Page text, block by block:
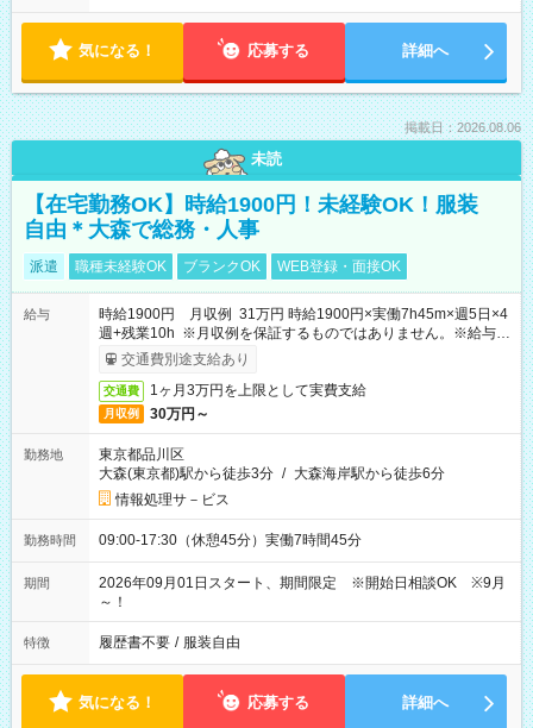
気になる！ 応募する 詳細へ
掲載日：2026.08.06
未読
【在宅勤務OK】時給1900円！未経験OK！服装
自由＊大森で総務・人事
派遣 職種未経験OK ブランクOK WEB登録・面接OK
給与
時給1900円 月収例 31万円 時給1900円×実働7h45m×週5日×4
週+残業10h ※月収例を保証するものではありません。※給与即
受取りサービス利用可（利用条件有）
交通費別途支給あり
交通費 1ヶ月3万円を上限として実費支給
月収例 30万円～
勤務地
東京都品川区
大森(東京都)駅から徒歩3分 / 大森海岸駅から徒歩6分
情報処理サ－ビス
勤務時間 09:00-17:30（休憩45分）実働7時間45分
期間
2026年09月01日スタート、期間限定 ※開始日相談OK ※9月
～！
特徴 履歴書不要 / 服装自由
気になる！ 応募する 詳細へ